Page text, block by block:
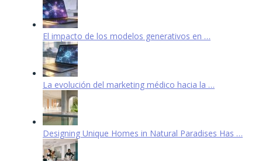
El impacto de los modelos generativos en …
La evolución del marketing médico hacia la …
Designing Unique Homes in Natural Paradises Has …